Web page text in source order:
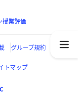
授業評価
グループ規約
トマップ